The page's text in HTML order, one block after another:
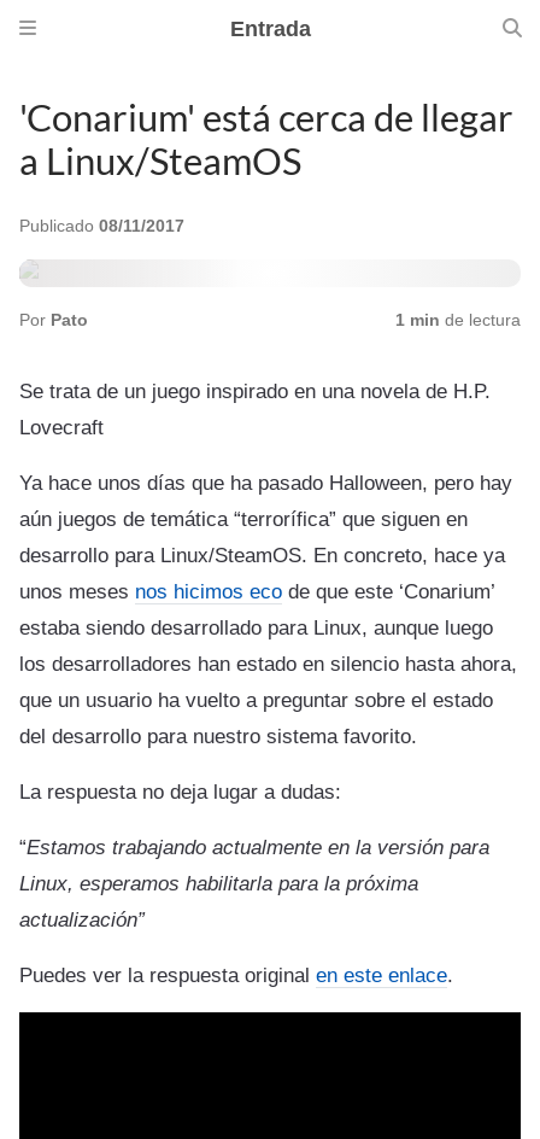
Entrada
'Conarium' está cerca de llegar
a Linux/SteamOS
Publicado 08/11/2017
Por Pato 1 min de lectura
Se trata de un juego inspirado en una novela de H.P.
Lovecraft
Ya hace unos días que ha pasado Halloween, pero hay
aún juegos de temática “terrorífica” que siguen en
desarrollo para Linux/SteamOS. En concreto, hace ya
unos meses nos hicimos eco de que este ‘Conarium’
estaba siendo desarrollado para Linux, aunque luego
los desarrolladores han estado en silencio hasta ahora,
que un usuario ha vuelto a preguntar sobre el estado
del desarrollo para nuestro sistema favorito.
La respuesta no deja lugar a dudas:
“Estamos trabajando actualmente en la versión para
Linux, esperamos habilitarla para la próxima
actualización”
Puedes ver la respuesta original en este enlace.